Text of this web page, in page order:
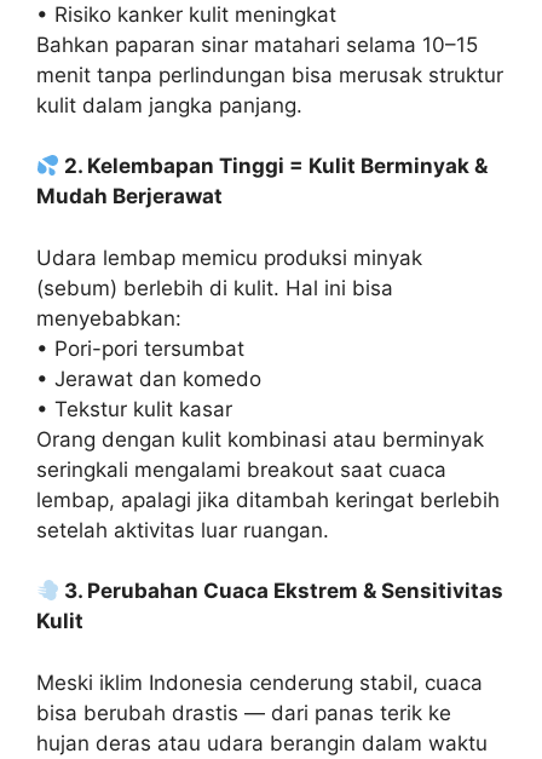
• Risiko kanker kulit meningkat
Bahkan paparan sinar matahari selama 10–15
menit tanpa perlindungan bisa merusak struktur
kulit dalam jangka panjang.
2. Kelembapan Tinggi = Kulit Berminyak &
Mudah Berjerawat
Udara lembap memicu produksi minyak
(sebum) berlebih di kulit. Hal ini bisa
menyebabkan:
• Pori-pori tersumbat
• Jerawat dan komedo
• Tekstur kulit kasar
Orang dengan kulit kombinasi atau berminyak
seringkali mengalami breakout saat cuaca
lembap, apalagi jika ditambah keringat berlebih
setelah aktivitas luar ruangan.
3. Perubahan Cuaca Ekstrem & Sensitivitas
Kulit
Meski iklim Indonesia cenderung stabil, cuaca
bisa berubah drastis — dari panas terik ke
hujan deras atau udara berangin dalam waktu